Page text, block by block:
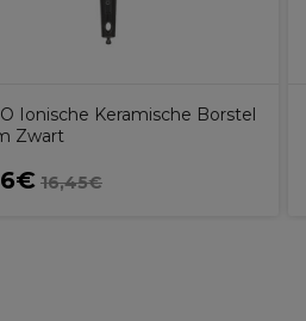
Ionische Keramische Borstel
Zwart
16,45€